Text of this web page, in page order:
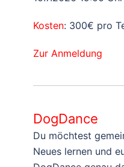
Kosten: 300€ pro
Zur Anmeldung
DogDance
Du möchtest
Neues lernen und